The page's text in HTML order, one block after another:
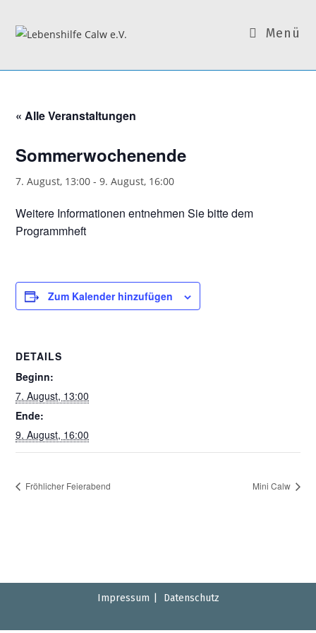
Inhalt
Menü
« Alle Veranstaltungen
Sommerwochenende
7. August, 13:00 -9. August, 16:00
Weitere Informationen entnehmen Sie bitte dem
Programmheft
Zum Kalender hinzufügen
DETAILS
Beginn:
7. August, 13:00
Ende:
9. August, 16:00
Fröhlicher Feierabend Mini Calw
Impressum Datenschutz